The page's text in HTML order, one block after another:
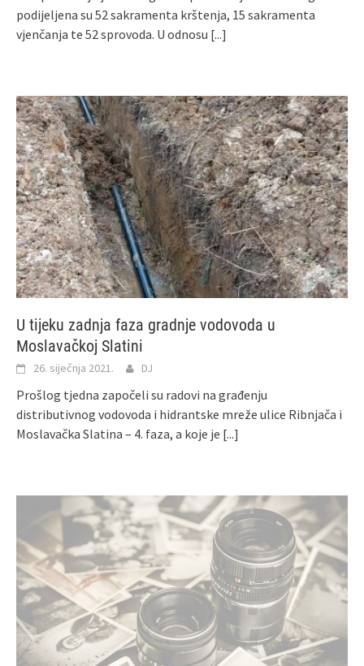
podijeljena su 52 sakramenta krštenja, 15 sakramenta
vjenčanja te 52 sprovoda. U odnosu [...]
U tijeku zadnja faza gradnje vodovoda u
Moslavačkoj Slatini
26. siječnja 2021. DJ
Prošlog tjedna započeli su radovi na građenju
distributivnog vodovoda i hidrantske mreže ulice Ribnjača i
Moslavačka Slatina – 4. faza, a koje je [...]